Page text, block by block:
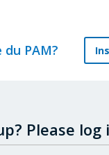
du PAM?
Please log